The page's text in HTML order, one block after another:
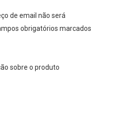
de email não será
obrigatórios marcados
sobre o produto